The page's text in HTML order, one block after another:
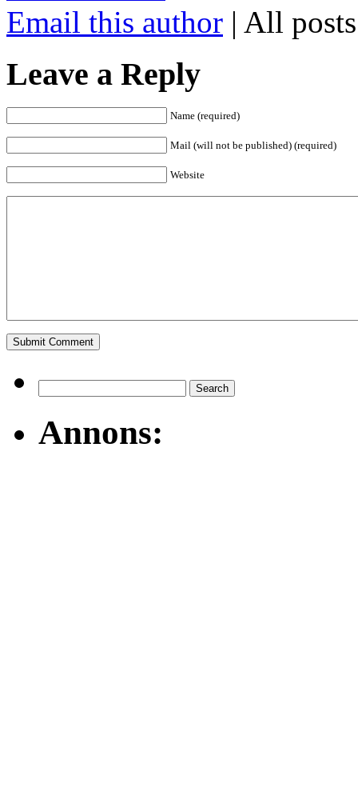
Email this author | All
Leave a Reply
Name (required)
Mail (will not be published) (required)
Website
Annons: